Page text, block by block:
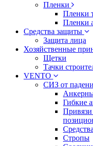
Пленки
Пленки
Пленки
Средства защиты
Защита лица
Хозяйственные
Щетки
Тачки
VENTO
СИЗ от
Гибкие
Стропы